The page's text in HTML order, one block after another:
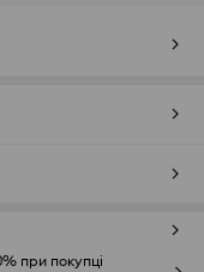
при покупці